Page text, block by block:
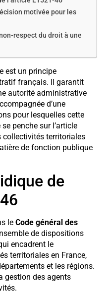
motivée pour les
respect du droit à une
est un principe
français. Il garantit
autorité administrative
d’une
pour lesquelles cette
penche sur l’article
collectivités territoriales
de fonction publique
de
le Code général des
de dispositions
encadrent le
territoriales en France,
et les régions.
gestion des agents